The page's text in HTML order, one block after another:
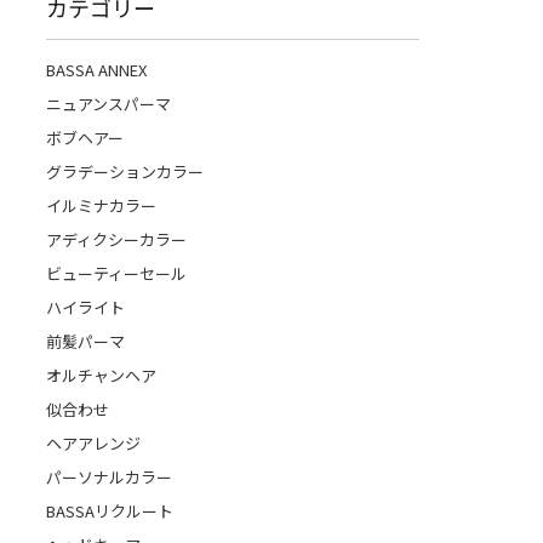
カテゴリー
BASSA ANNEX
ニュアンスパーマ
ボブヘアー
グラデーションカラー
イルミナカラー
アディクシーカラー
ビューティーセール
ハイライト
前髪パーマ
オルチャンヘア
似合わせ
ヘアアレンジ
パーソナルカラー
BASSAリクルート